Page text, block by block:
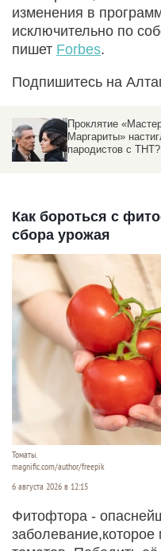
изменения в
исключительно по
пишет Forbes.
Подпишитесь на
«Мастера и
настигло
с ТНТ?
На
Как бороться с
сбора урожая
Томаты.
magnific.com/author/freepik
6 августа 2026 в 12:15
Фитофтора -
заболевание,которое